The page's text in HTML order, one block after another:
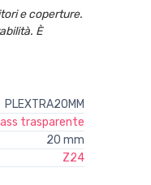
e coperture.
È
PLEXTRA20MM
trasparente
20 mm
Z24